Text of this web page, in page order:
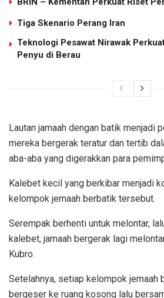
Tiga Skenario Perang Iran
Teknologi Pesawat Nirawak
Penyu di Berau
Lautan jamaah dengan batik menjadi
mereka bergerak teratur dan tertib
aba-aba yang digerakkan para
Kalebet kecil yang berkibar menjadi
kelompok jemaah berbatik tersebut.
Serempak berhenti untuk melontar,
kalebet, jamaah bergerak lagi
Kubro.
Setelahnya, setiap kelompok jemaah
bergeser ke ruang kosong lalu